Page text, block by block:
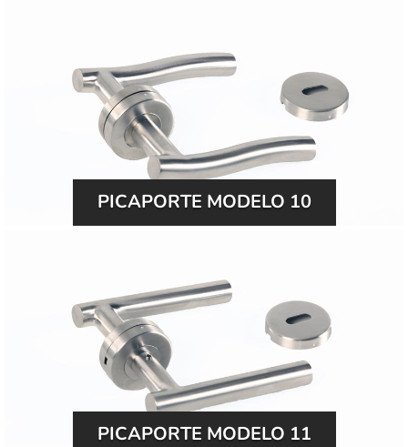
PICAPORTE MODELO 10
PICAPORTE MODELO 11